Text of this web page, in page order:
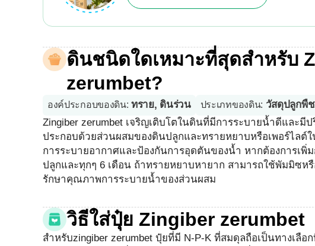
ดินชนิดใดเหมาะที่สุดสำหรับ
zerumbet?
องค์ประกอบของดิน: ทราย, ดินร่วน ประเภทของดิน: วัสดุปลูกพื
Zingiber zerumbet เจริญเติบโตในดินที่มีการระบายน้ำดีและมี
ประกอบด้วยส่วนผสมของดินปลูกและทรายหยาบหรือเพอร์ไลต์
การระบายอากาศและป้องกันการอุดตันของน้ำ หากต้องการเพิ่
ปลูกและทุกๆ 6 เดือน ถ้าทรายหยาบหายาก สามารถใช้พัมมิซหรื
รักษาคุณภาพการระบายน้ำของส่วนผสม
วิธีใส่ปุ๋ย Zingiber zerumbet
สำหรับzingiber zerumbet ปุ๋ยที่มี N-P-K ที่สมดุลถือเป็นทางเ